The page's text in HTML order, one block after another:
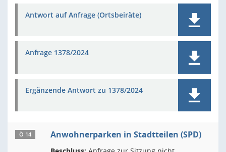
Antwort auf Anfrage (Ortsbeiräte)
Anfrage 1378/2024
Ergänzende Antwort zu 1378/2024
Ö 14 Anwohnerparken in Stadtteilen (SPD)